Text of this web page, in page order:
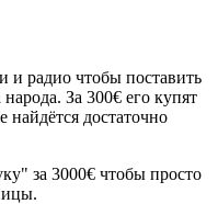
и радио чтобы поставить
За 300€ его купят
достаточно
за 3000€ чтобы просто